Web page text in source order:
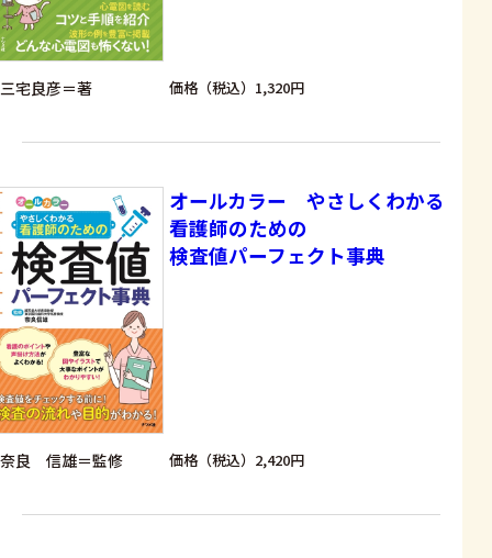
三宅良彦＝著 価格（税込）1,320円
オールカラー やさしくわかる
看護師のための
検査値パーフェクト事典
奈良 信雄＝監修 価格（税込）2,420円